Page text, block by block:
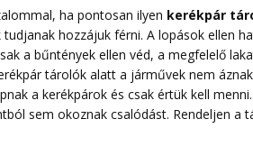
ha pontosan ilyen kerékpár
hozzájuk férni. A lopások ellen
a bűntények ellen véd, a megfelelő
tárolók alatt a járművek nem
a kerékpárok és csak értük kell
sem okoznak csalódást. Rendeljen a